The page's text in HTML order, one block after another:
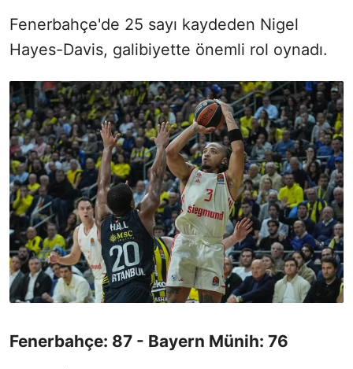
Fenerbahçe'de 25 sayı kaydeden Nigel
Hayes-Davis, galibiyette önemli rol oynadı.
Fenerbahçe: 87 - Bayern Münih: 76